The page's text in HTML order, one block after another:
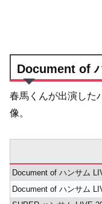
Document of
春馬くんが出演した
像。
Document of ハンサム
Document of ハンサム